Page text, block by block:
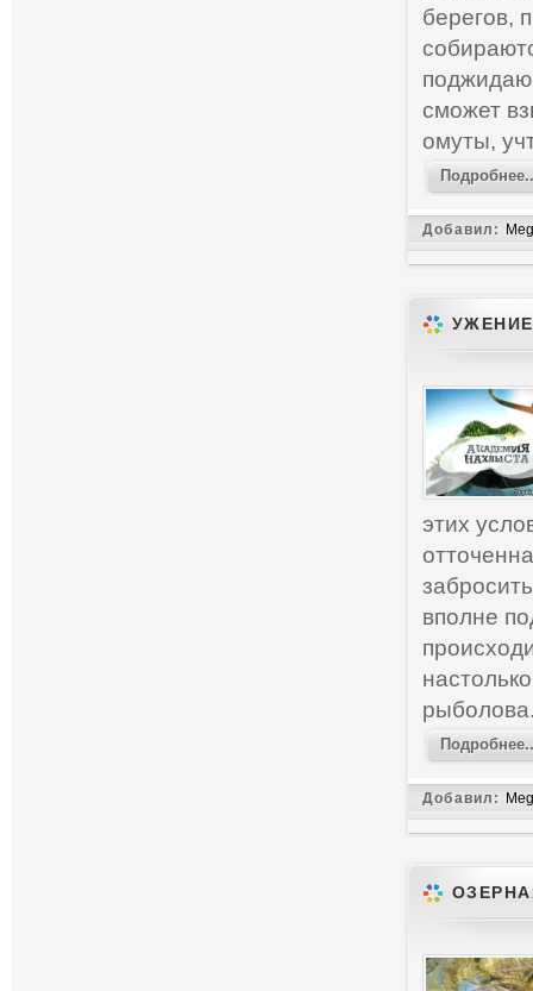
берегов,
сможет
омуты,
Добавил:
этих
вполне
Добавил: